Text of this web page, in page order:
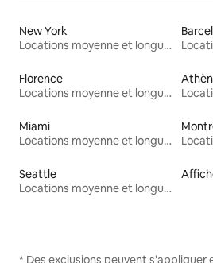
New York
Locations moyenne et longue durée
Florence
Locations moyenne et longue durée
Miami
Locations moyenne et longue durée
Seattle
Locations moyenne et longue durée
* Des exclusions peuvent s'appliquer